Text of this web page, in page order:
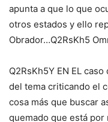
apunta a que lo que
otros estados y ello
Obrador…Q2RsKh5
Q2RsKh5Y EN EL
del tema criticando el
cosa más que buscar
quemado que está